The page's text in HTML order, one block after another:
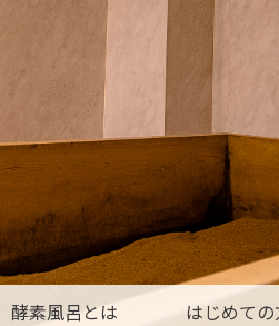
酵素風呂とは はじめて